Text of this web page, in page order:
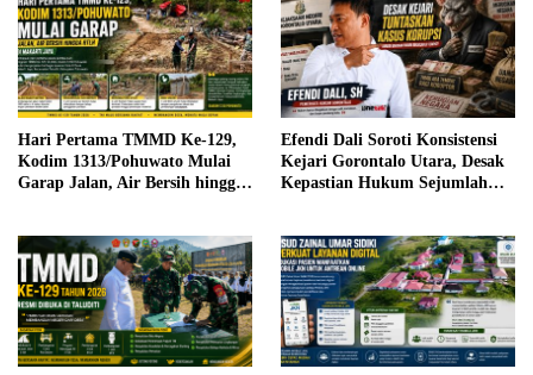
Hari Pertama TMMD Ke-129,
Kodim 1313/Pohuwato Mulai
Garap Jalan, Air Bersih hingga
Efendi Dali Soroti Konsistensi
Kejari Gorontalo Utara, Desak
Kepastian Hukum Sejumlah